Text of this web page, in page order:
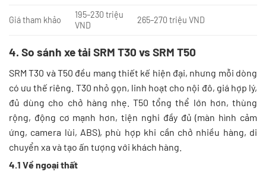
Giá tham khảo
195–230 triệu
VND
265–270 triệu VND
4. So sánh xe tải SRM T30 vs SRM T50
SRM T30 và T50 đều mang thiết kế hiện đại, nhưng mỗi dòng
có ưu thế riêng. T30 nhỏ gọn, linh hoạt cho nội đô, giá hợp lý,
đủ dùng cho chở hàng nhẹ. T50 tổng thể lớn hơn, thùng
rộng, động cơ mạnh hơn, tiện nghi đầy đủ (màn hình cảm
ứng, camera lùi, ABS), phù hợp khi cần chở nhiều hàng, di
chuyển xa và tạo ấn tượng với khách hàng.
4.1 Về ngoại thất